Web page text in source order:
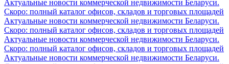
Актуальные новости коммерческой недвижимости Беларуси.
Скоро: полный каталог офисов, складов и торговых площадей
Актуальные новости коммерческой недвижимости Беларуси.
Скоро: полный каталог офисов, складов и торговых площадей
Актуальные новости коммерческой недвижимости Беларуси.
Скоро: полный каталог офисов, складов и торговых площадей
Актуальные новости коммерческой недвижимости Беларуси.